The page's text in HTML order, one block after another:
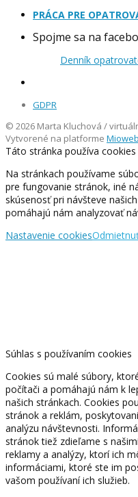
PRÁCA PRE
Spojme sa na
Denník
GDPR
© 2026 Marta Kluchová /
Vytvorené na platforme Mioweb
Táto stránka používa cookies
Na stránkach používame
pre fungovanie stránok, iné
skúsenosť pri návšteve
pomáhajú nám analyzovať
Nastavenie cookies
Súhlas s používaním cookies
Cookies sú malé súbory,
počítači a pomáhajú nám k
našich stránkach. Cookies
stránok a reklám,
analýzu návštevnosti.
stránok tiež zdieľame s
reklamy a analýzy, ktorí ich
informáciami, ktoré ste im
vašom používaní ich služieb.